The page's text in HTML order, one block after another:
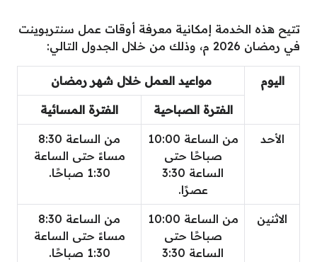
تتيح هذه الخدمة إمكانية معرفة أوقات عمل سنتربوينت
في رمضان 2026 م، وذلك من خلال الجدول التالي:
اليوم مواعيد العمل خلال شهر رمضان
الفترة الصباحية الفترة المسائية
الأحد
من الساعة 10:00
صباحًا حتى
الساعة 3:30
عصرًا.
من الساعة 8:30
مساءً حتى الساعة
1:30 صباحًا.
الاثنين
من الساعة 10:00
صباحًا حتى
الساعة 3:30
من الساعة 8:30
مساءً حتى الساعة
1:30 صباحًا.